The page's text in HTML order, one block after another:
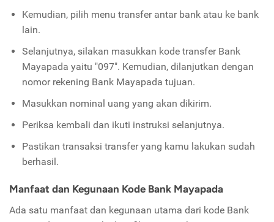
Kemudian, pilih menu transfer antar bank atau ke bank
lain.
Selanjutnya, silakan masukkan kode transfer Bank
Mayapada yaitu "097". Kemudian, dilanjutkan dengan
nomor rekening Bank Mayapada tujuan.
Masukkan nominal uang yang akan dikirim.
Periksa kembali dan ikuti instruksi selanjutnya.
Pastikan transaksi transfer yang kamu lakukan sudah
berhasil.
Manfaat dan Kegunaan Kode Bank Mayapada
Ada satu manfaat dan kegunaan utama dari kode Bank